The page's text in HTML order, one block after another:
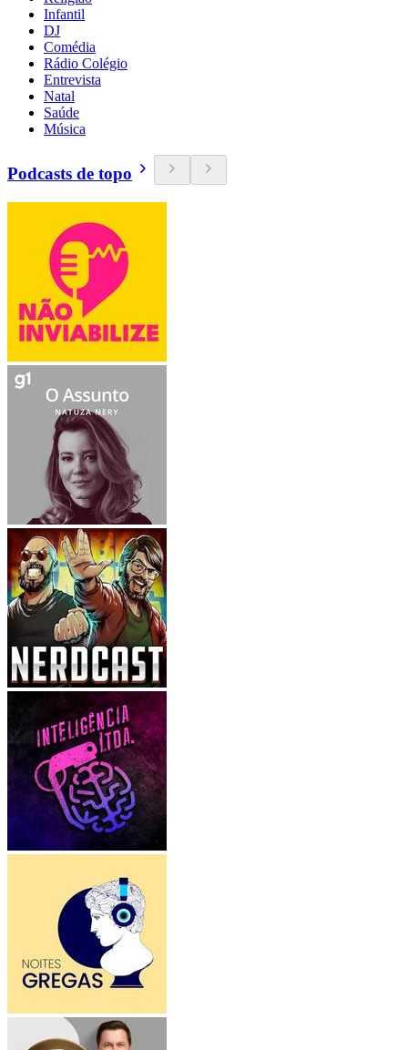
Infantil
DJ
Comédia
Rádio Colégio
Entrevista
Natal
Saúde
Música
Podcasts de topo